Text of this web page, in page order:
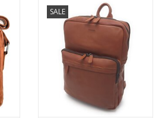
SALE